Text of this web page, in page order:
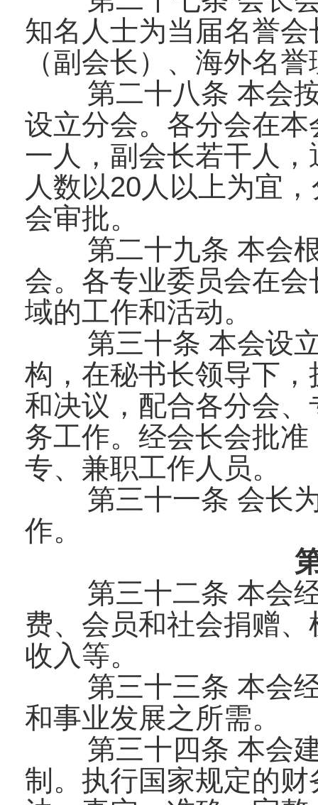
知名人士为当届名誉
（副会长）、海外名
第二十八条 本会
设立分会。各分会在
一人，副会长若干人
人数以20人以上为宜
会审批。
第二十九条 本会
会。各专业委员会在
域的工作和活动。
第三十条 本会设
构，在秘书长领导下
和决议，配合各分会
务工作。经会长会批
专、兼职工作人员。
第三十一条 会长
作。
第三十二条 本会
费、会员和社会捐赠
收入等。
第三十三条 本会
和事业发展之所需。
第三十四条 本会
制。执行国家规定的